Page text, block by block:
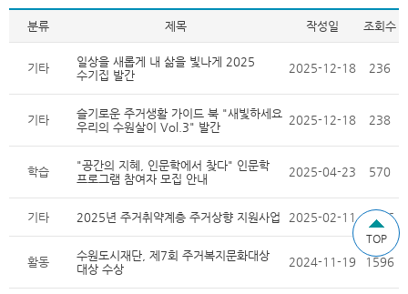
분류 제목 작성일 조회수
기타
일상을 새롭게 내 삶을 빛나게 2025
수기집 발간
2025-12-18 236
기타
슬기로운 주거생활 가이드 북 "새빛하세요
우리의 수원살이 Vol.3" 발간
2025-12-18 238
학습
"공간의 지혜, 인문학에서 찾다" 인문학
프로그램 참여자 모집 안내
2025-04-23 570
기타 2025년 주거취약계층 주거상향 지원사업 2025-02-11 2496
활동
수원도시재단, 제7회 주거복지문화대상
대상 수상
2024-11-19 1596
TOP